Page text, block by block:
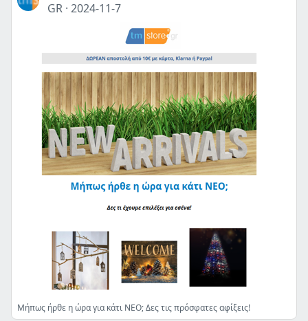
GR · 2024-11-7
Μήπως ήρθε η ώρα για κάτι ΝΕΟ; Δες τις πρόσφατες αφίξεις!